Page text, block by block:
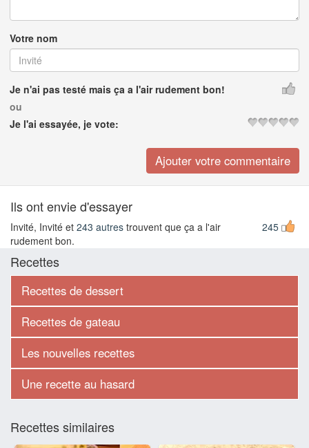
Votre nom
Je n'ai pas testé mais ça a l'air rudement bon!
ou
Je l'ai essayée, je vote:
Ils ont envie d'essayer
245
Invité, Invité et 243 autres trouvent que ça a l'air
rudement bon.
Recettes
Recettes de dessert
Recettes de gateau
Les nouvelles recettes
Une recette au hasard
Recettes similaires